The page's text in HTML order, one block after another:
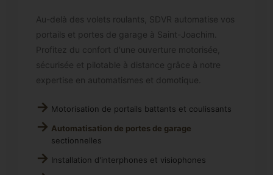
Au-delà des volets roulants, SDVR automatise vos
portails et portes de garage à Saint-Joachim.
Profitez du confort d'une ouverture motorisée,
sécurisée et pilotable à distance grâce à notre
expertise en automatismes et domotique.
Motorisation de portails battants et coulissants
Automatisation de portes de garage
sectionnelles
Installation d'interphones et visiophones